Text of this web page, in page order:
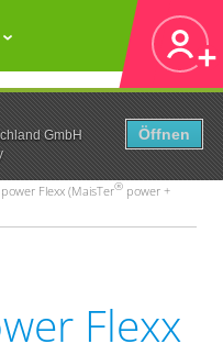
GmbH
Öffnen
power Flexx (MaisTer® power +
Flexx